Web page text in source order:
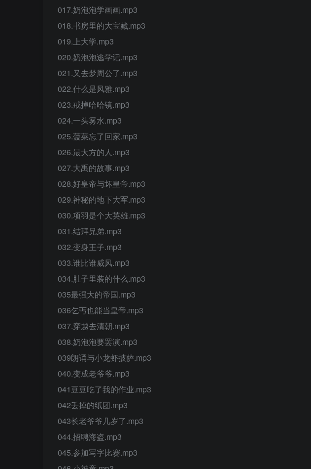
017.奶泡泡学画画.mp3
018.书房里的大宝藏.mp3
019.上大学.mp3
020.奶泡泡逃学记.mp3
021.又去梦周公了.mp3
022.什么是风雅.mp3
023.戒掉哈哈镜.mp3
024.一头雾水.mp3
025.菠菜忘了回家.mp3
026.最大方的人.mp3
027.大禹的故事.mp3
028.好皇帝与坏皇帝.mp3
029.神秘的地下大军.mp3
030.项羽是个大英雄.mp3
031.结拜兄弟.mp3
032.变身王子.mp3
033.谁比谁威风.mp3
034.肚子里装的什么.mp3
035最强大的帝国.mp3
036乞丐也能当皇帝.mp3
037.穿越去清朝.mp3
038.奶泡泡要罢演.mp3
039朗诵与小龙虾披萨.mp3
040.变成老爷爷.mp3
041豆豆吃了我的作业.mp3
042丢掉的纸团.mp3
043长老爷爷几岁了.mp3
044.招聘海盗.mp3
045.参加写字比赛.mp3